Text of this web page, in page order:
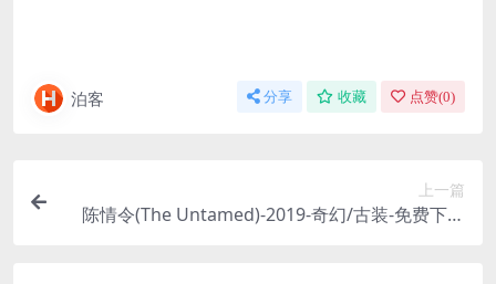
泊客 分享 收藏 点赞(0)
上一篇
陈情令(The Untamed)-2019-奇幻/古装-免费下载